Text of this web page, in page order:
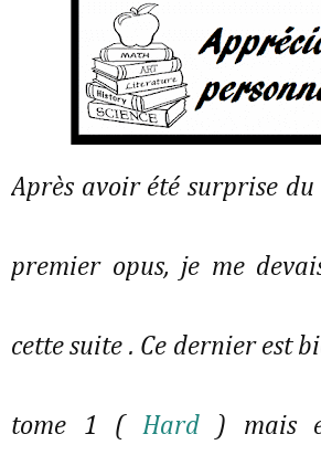
Après avoir été surprise
premier opus, je me
cette suite . Ce dernier est
tome 1 ( Hard) mais